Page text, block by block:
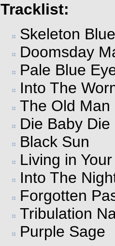
Tracklist:
Skeleton
Doomsday
Pale Blue
Into The
The Old Man
Die Baby Die
Black Sun
Living in
Into The
Forgotten
Tribulation
Purple Sage